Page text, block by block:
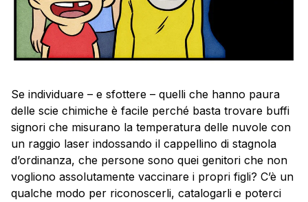
Se individuare – e sfottere – quelli che hanno paura
delle scie chimiche è facile perché basta trovare buffi
signori che misurano la temperatura delle nuvole con
un raggio laser indossando il cappellino di stagnola
d’ordinanza, che persone sono quei genitori che non
vogliono assolutamente vaccinare i propri figli? C’è un
qualche modo per riconoscerli, catalogarli e poterci